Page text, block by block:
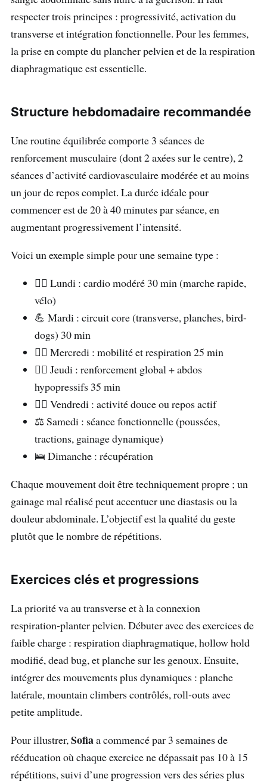
respecter trois principes : progressivité, activation du
transverse et intégration fonctionnelle. Pour les femmes,
la prise en compte du plancher pelvien et de la respiration
diaphragmatique est essentielle.
Structure hebdomadaire recommandée
Une routine équilibrée comporte 3 séances de
renforcement musculaire (dont 2 axées sur le centre), 2
séances d’activité cardiovasculaire modérée et au moins
un jour de repos complet. La durée idéale pour
commencer est de 20 à 40 minutes par séance, en
augmentant progressivement l’intensité.
Voici un exemple simple pour une semaine type :
🏃‍♀️ Lundi : cardio modéré 30 min (marche rapide,
vélo)
💪 Mardi : circuit core (transverse, planches, bird-
dogs) 30 min
🧘‍♀️ Mercredi : mobilité et respiration 25 min
🏋️‍♀️ Jeudi : renforcement global + abdos
hypopressifs 35 min
🚶‍♀️ Vendredi : activité douce ou repos actif
⚖️ Samedi : séance fonctionnelle (poussées,
tractions, gainage dynamique)
🛌 Dimanche : récupération
Chaque mouvement doit être techniquement propre ; un
gainage mal réalisé peut accentuer une diastasis ou la
douleur abdominale. L’objectif est la qualité du geste
plutôt que le nombre de répétitions.
Exercices clés et progressions
La priorité va au transverse et à la connexion
respiration‑planter pelvien. Débuter avec des exercices de
faible charge : respiration diaphragmatique, hollow hold
modifié, dead bug, et planche sur les genoux. Ensuite,
intégrer des mouvements plus dynamiques : planche
latérale, mountain climbers contrôlés, roll‑outs avec
petite amplitude.
Pour illustrer, Sofiaa commencé par 3 semaines de
rééducation où chaque exercice ne dépassait pas 10 à 15
répétitions, suivi d’une progression vers des séries plus